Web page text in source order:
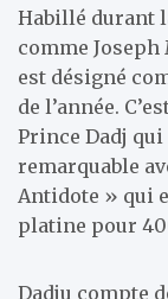
Habillé durant
comme Joseph
est désigné
de l’année.
Prince Dadj
remarquable
Antidote » qui
platine pour
Dadju compte